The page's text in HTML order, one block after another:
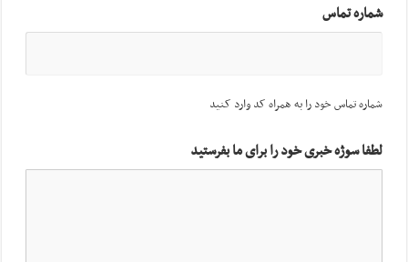
شماره تماس
شماره تماس خود را به همراه کد وارد کنید
لطفا سوژه خبری خود را برای ما بفرستید